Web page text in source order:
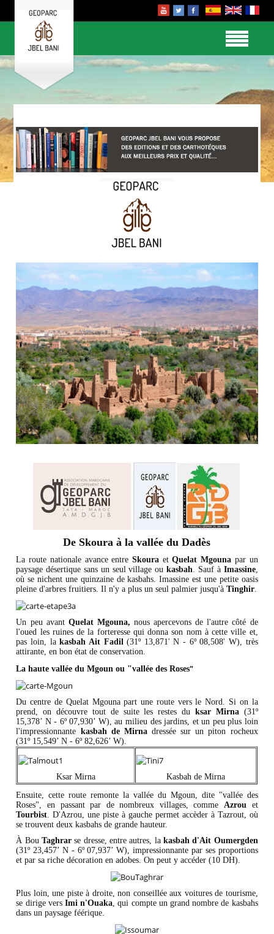
De Skoura à la vallée du Dadès
La route nationale avance entre Skoura etQuelat Mgouna par un
paysage désertique sans un seul village oukasbah. Sauf à Imassine,
où se nichent une quinzaine de kasbahs. Imassine est une petite oasis
pleine d'arbres fruitiers. Il n'y a plus un seul palmier jusqu'àTinghir.
Un peu avant Quelat Mgouna, nous apercevons de l'autre côté de
l'oued les ruines de la forteresse qui donna son nom à cette ville et,
pas loin, lakasbah Ait Fadil(31º 13,871' N - 6º 08,508' W), très
attirante, en bon état de conservation.
La haute vallée du Mgoun ou "vallée des Roses"
Du centre de Quelat Mgouna part une route vers le Nord. Si on la
prend, on découvre tout de suite les restes du ksar Mirna(31º
15,378’ N - 6º 07,930’ W), au milieu des jardins, et un peu plus loin
l'impressionnante kasbah de Mirnadressée sur un piton rocheux
(31º 15,549’ N - 6º 82,626’ W).
Ksar Mirna
Kasbah de Mirna
Ensuite, cette route remonte la vallée du Mgoun, dite "vallée des
Roses", en passant par de nombreux villages, comme Azrouet
Tourbist. D'Azrou, une piste à gauche permet accèder à Tazrout, où
se trouvent deux kasbahs de grande hauteur.
À BouTaghrar se dresse, entre autres, la kasbah d'Ait Oumergden
(31º 23,457’ N - 6º 07,937’ W), impressionnante par ses proportions
et par sa riche décoration en adobes. On peut y accéder (10 DH).
Plus loin, une piste à droite, non conseillée aux voitures de tourisme,
se dirige versImi n'Ouaka, qui compte un grand nombre de kasbahs
dans un paysage féérique.